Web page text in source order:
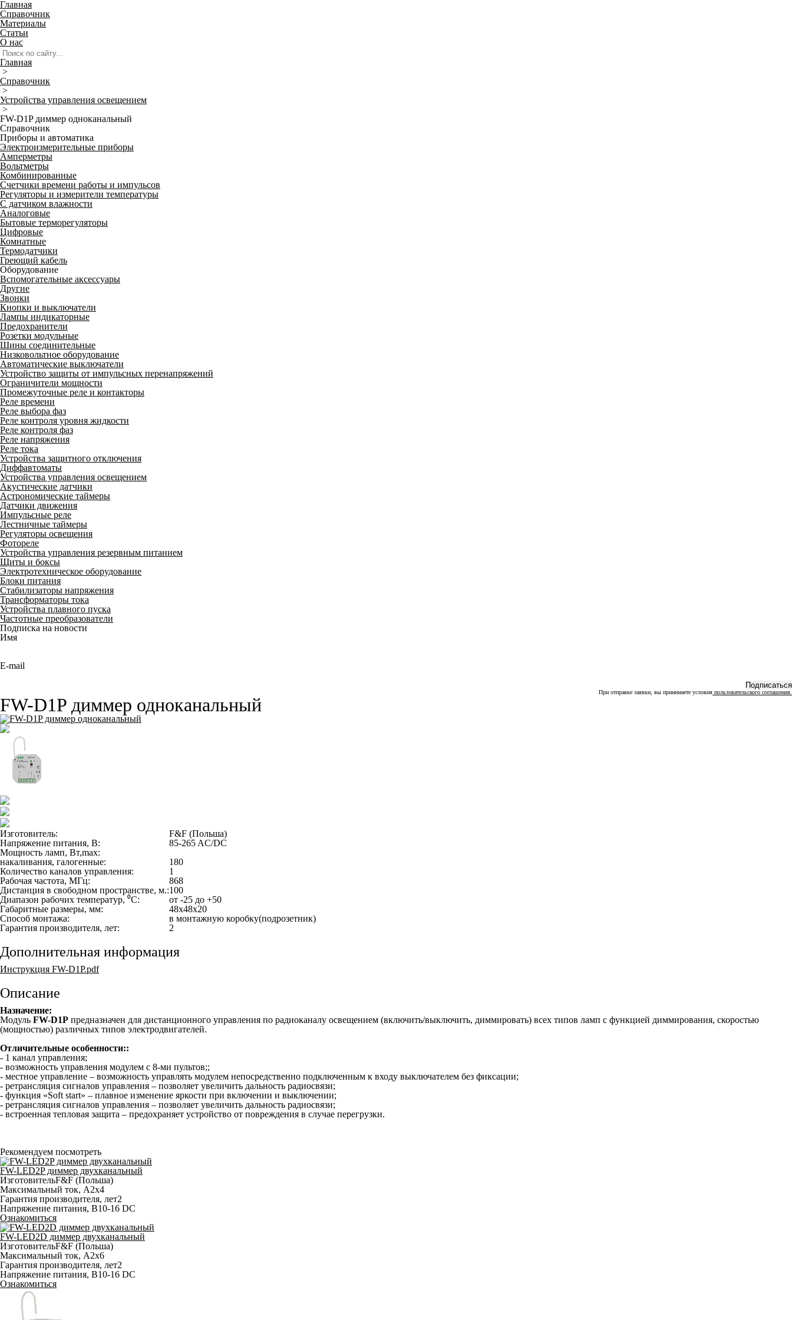
Главная
Справочник
Материалы
Статьи
О нас
Главная
>
Справочник
>
Устройства управления освещением
>
FW-D1P диммер одноканальный
Справочник
Приборы и автоматика
Электроизмерительные приборы
Амперметры
Вольтметры
Комбинированные
Счетчики времени работы и импульсов
Регуляторы и измерители температуры
С датчиком влажности
Аналоговые
Бытовые терморегуляторы
Цифровые
Комнатные
Термодатчики
Греющий кабель
Оборудование
Вспомогательные аксессуары
Другие
Звонки
Кнопки и выключатели
Лампы индикаторные
Предохранители
Розетки модульные
Шины соединительные
Низковольтное оборудование
Автоматические выключатели
Устройство защиты от импульсных перенапряжений
Ограничители мощности
Промежуточные реле и контакторы
Реле времени
Реле выбора фаз
Реле контроля уровня жидкости
Реле контроля фаз
Реле напряжения
Реле тока
Устройства защитного отключения
Диффавтоматы
Устройства управления освещением
Акустические датчики
Астрономические таймеры
Датчики движения
Импульсные реле
Лестничные таймеры
Регуляторы освещения
Фотореле
Устройства управления резервным питанием
Щиты и боксы
Электротехническое оборудование
Блоки питания
Стабилизаторы напряжения
Трансформаторы тока
Устройства плавного пуска
Частотные преобразователи
Подписка на новости
Имя
E-mail
При отправке заявки, вы принимаете условия пользовательского соглашения.
FW-D1P диммер одноканальный
Изготовитель:
F&F (Польша)
Напряжение питания, В:
85-265 AC/DC
Мощность ламп, Вт,max:
накаливания, галогенные:
180
Количество каналов управления:
1
Рабочая частота, МГц:
868
Дистанция в свободном пространстве, м.:100
Диапазон рабочих температур, ⁰С:
от -25 до +50
Габаритные размеры, мм:
48x48x20
Способ монтажа:
в монтажную коробку(подрозетник)
Гарантия производителя, лет:
2
Дополнительная информация
Инструкция FW-D1P.pdf
Описание
Назначение:
Модуль FW-D1P предназначен для дистанционного управления по радиоканалу освещением (включить/выключить, диммировать) всех типов ламп с функцией диммирования, скоростью
(мощностью) различных типов электродвигателей.
Отличительные особенности::
- 1 канал управления;
- возможность управления модулем с 8-ми пультов;;
- местное управление – возможность управлять модулем непосредственно подключенным к входу выключателем без фиксации;
- ретрансляция сигналов управления – позволяет увеличить дальность радиосвязи;
- функция «Soft start» – плавное изменение яркости при включении и выключении;
- ретрансляция сигналов управления – позволяет увеличить дальность радиосвязи;
- встроенная тепловая защита – предохраняет устройство от повреждения в случае перегрузки.
Рекомендуем посмотреть
FW-LED2P диммер двухканальный
ИзготовительF&F (Польша)
Максимальный ток, A2x4
Гарантия производителя, лет2
Напряжение питания, В10-16 DC
Ознакомиться
FW-LED2D диммер двухканальный
ИзготовительF&F (Польша)
Максимальный ток, A2х6
Гарантия производителя, лет2
Напряжение питания, В10-16 DC
Ознакомиться